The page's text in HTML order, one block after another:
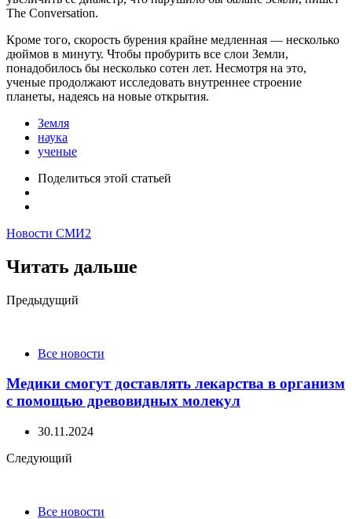
The Conversation.
Кроме того, скорость бурения крайне медленная — несколько
дюймов в минуту. Чтобы пробурить все слои Земли,
понадобилось бы несколько сотен лет. Несмотря на это,
ученые продолжают исследовать внутреннее строение
планеты, надеясь на новые открытия.
Земля
наука
ученые
Поделиться этой статьей
Новости СМИ2
Читать дальше
Post
Предыдущий
Все новости
Медики смогут доставлять лекарства в организм
с помощью древовидных молекул
30.11.2024
Следующий
Все новости